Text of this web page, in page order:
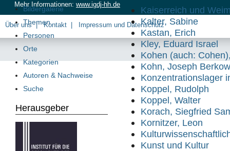
Kaiserreich und
Kalter, Sabine
Kastan, Erich
Kley, Eduard Israel
Kohen (auch:
Kohn, Joseph
Konzentrationslager
Koppel, Rudolph
Koppel, Walter
Korach, Siegfried
Kornitzer, Leon
Kunst und Kultur
Bildergalerie
Themen
Personen
Orte
Kategorien
Autoren & Nachweise
Suche
Herausgeber
Mehr Informationen: www.igdj-hh.de
Über uns Kontakt Impressum und Datenschutz